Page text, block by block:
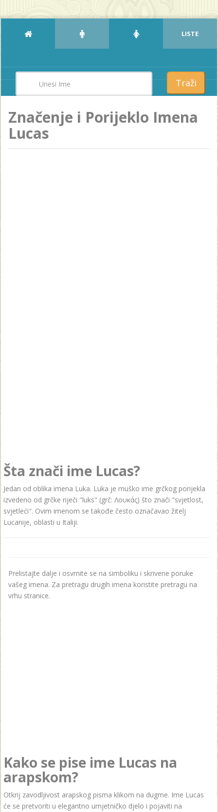
LISTE
Traži
Značenje i Porijeklo Imena
Lucas
Šta znači ime Lucas?
Jedan od oblika imena Luka. Luka je muško ime grčkog porijekla
izvedeno od grčke riječi "luks" (grč: Λουκάς) što znači "svjetlost,
svjetleći". Ovim imenom se takođe često označavao žitelj
Lucanije, oblasti u Italiji.
Prelistajte dalje i osvrnite se na simboliku i skrivene poruke
vašeg imena. Za pretragu drugih imena koristite pretragu na
vrhu stranice.
Kako se pise ime Lucas na
arapskom?
Otkrij zavodljivost arapskog pisma klikom na dugme. Ime Lucas
će se pretvoriti u elegantno umjetničko djelo i pojaviti na